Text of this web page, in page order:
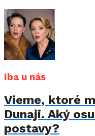
Iba u nás
Vieme, ktoré
Dunaji. Aký
postavy?